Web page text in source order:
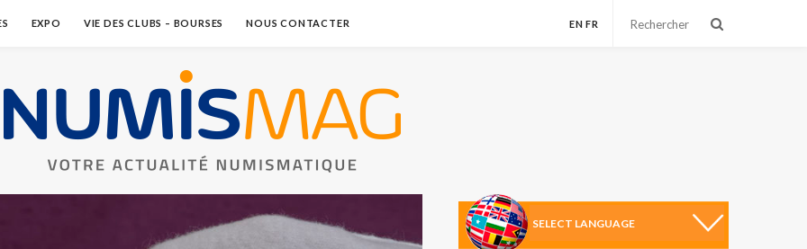
EXPO VIE DES CLUBS – BOURSES NOUS CONTACTER EN FR